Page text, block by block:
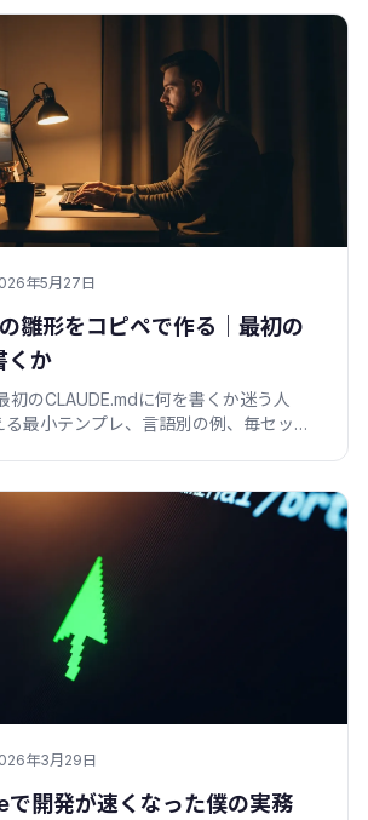
年5月27日
雛形をコピペで作る｜最初の
くか
のCLAUDE.mdに何を書くか迷う人
最小テンプレ、言語別の例、毎セッシ
年3月29日
開発が速くなった僕の実務